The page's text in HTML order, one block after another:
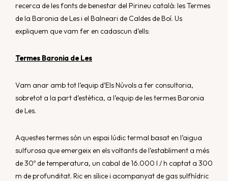
recerca de les fonts de benestar del Pirineu català: les Termes
de la Baronia de Les i el Balneari de Caldes de Boí. Us
expliquem que vam fer en cadascun d’ells:
Termes Baronia de Les
Vam anar amb tot l’equip d’Els Núvols a fer consultoria,
sobretot a la part d’estètica, a l’equip de les termesBaronia
de Les.
Aquestes termes són un espai lúdic termal basat en l’aigua
sulfurosa que emergeix en els voltants de l’establiment a més
de 30º de temperatura, un cabal de 16.000 l / h captat a 300
m de profunditat. Ric en sílice i acompanyat de gas sulfhídric